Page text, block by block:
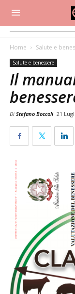
Home Salute e
Salute e benessere
Il
Di Stefano Boccoli 21